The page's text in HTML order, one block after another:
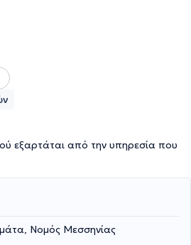
ύπνωση και στα δύο γραφεία της
της κατάλληλης θεραπείας που
αναλαμβάνουν ατομικές
εξαρτάται από την υπηρεσία που
Νομός Μεσσηνίας